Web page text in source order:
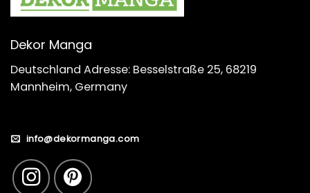
Dekor Manga
Deutschland Adresse: Besselstraße 25, 68219
Mannheim, Germany
info@dekormanga.com